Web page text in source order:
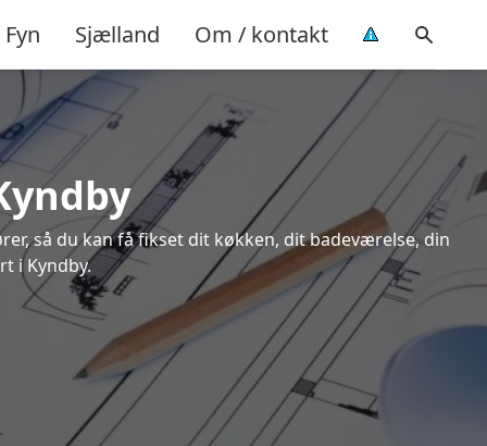
Fyn Sjælland Om / kontakt
så du kan få fikset dit køkken, dit badeværelse, din
i Kyndby.